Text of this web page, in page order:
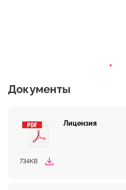
Документы
Лицензия
734KB